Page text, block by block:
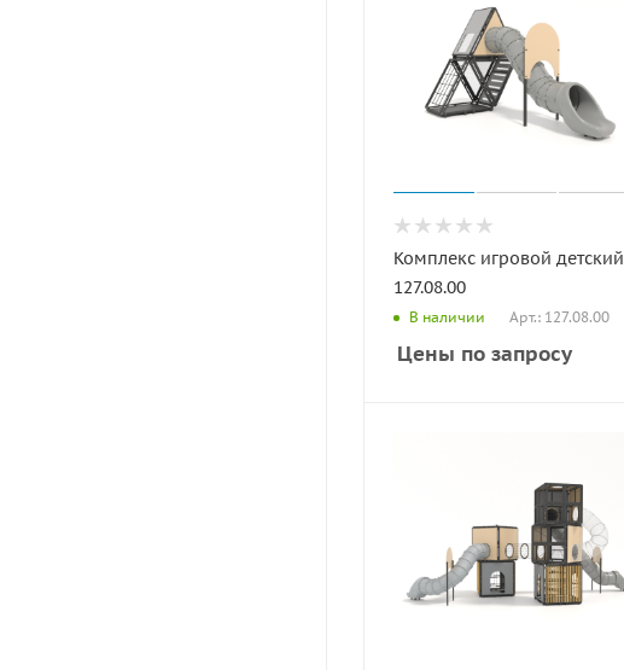
Комплекс игровой детский
127.08.00
В наличии Арт.: 127.08.00
Цены по запросу